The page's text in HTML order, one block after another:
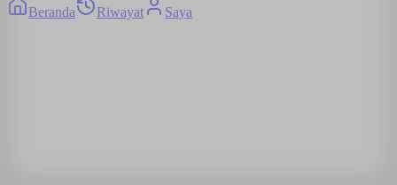
Beranda Riwayat Saya